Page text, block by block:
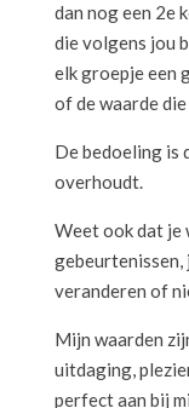
dan nog een 2e
die volgens jou
elk groepje een
of de waarde
De bedoeling is
overhoudt.
Weet ook dat je
gebeurtenissen,
veranderen of
Mijn waarden
uitdaging,
perfect aan bij